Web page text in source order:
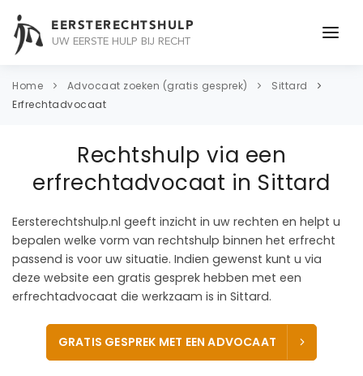
EERSTERECHTSHULP
UW EERSTE HULP BIJ RECHT
ONDERWERPEN
ADVOCAAT
OVER ONS
CONTACT
Home Advocaat zoeken (gratis gesprek)
Sittard
Erfrechtadvocaat
Rechtshulp via een
erfrechtadvocaat in Sittard
Eersterechtshulp.nl geeft inzicht in uw rechten en helpt u
bepalen welke vorm van rechtshulp binnen het erfrecht
passend is voor uw situatie. Indien gewenst kunt u via
deze website een gratis gesprek hebben met een
erfrechtadvocaat die werkzaam is in Sittard.
GRATIS GESPREK MET EEN ADVOCAAT